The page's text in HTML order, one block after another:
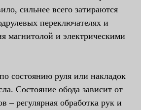
сильнее всего затираются
переключателях и
магнитолой и электрическими
состоянию руля или накладок
Состояние обода зависит от
– регулярная обработка рук и